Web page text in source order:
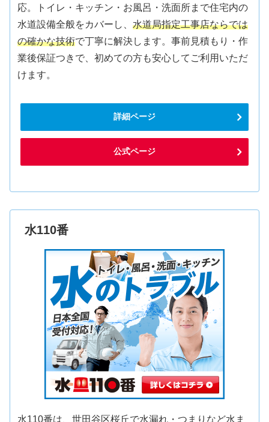
応。トイレ・キッチン・お風呂・洗面所まで住宅内の
水道設備全般をカバーし、水道局指定工事店ならでは
の確かな技術で丁寧に解決します。事前見積もり・作
業後保証つきで、初めての方も安心してご利用いただ
けます。
詳細ページ
公式ページ
水110番
水110番は、世田谷区桜丘で水漏れ・つまりなど水ま